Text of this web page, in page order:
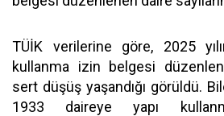
TÜİK verilerine göre, 2025
kullanma izin belgesi
sert düşüş yaşandığı görüldü.
1933 daireye yapı